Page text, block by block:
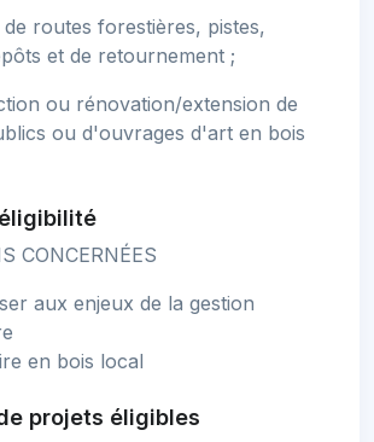
routes forestières, pistes,
et de retournement ;
ou rénovation/extension de
ou d'ouvrages d'art en bois
CONCERNÉES
aux enjeux de la gestion
en bois local
projets éligibles